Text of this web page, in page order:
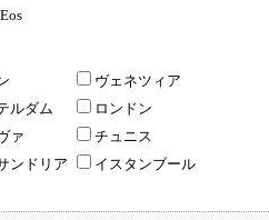
Eos
ヴェネツィア
ルダム
ロンドン
ァ
チュニス
ンドリア
イスタンブール